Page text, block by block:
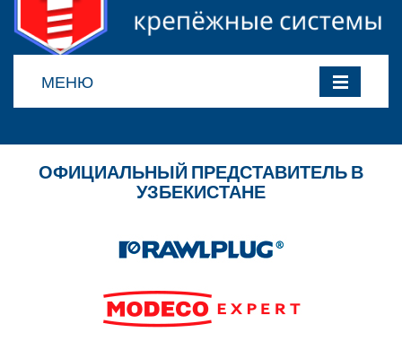
МЕНЮ
ОФИЦИАЛЬНЫЙ ПРЕДСТАВИТЕЛЬ В
УЗБЕКИСТАНЕ